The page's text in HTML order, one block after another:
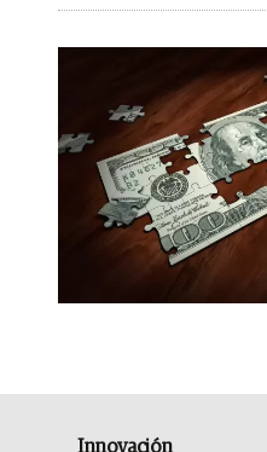
Innovación